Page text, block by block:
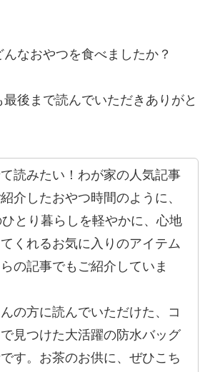
なおやつを食べましたか？
後まで読んでいただきありがと
読みたい！わが家の人気記事
介したおやつ時間のように、
とり暮らしを軽やかに、心地
くれるお気に入りのアイテム
の記事でもご紹介していま
の方に読んでいただけた、コ
見つけた大活躍の防水バッグ
す。お茶のお供に、ぜひこち